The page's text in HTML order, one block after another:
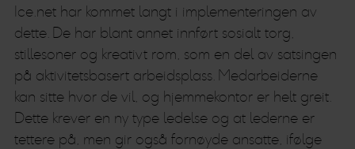
Ice.net har kommet langt i implementeringen av
dette. De har blant annet innført sosialt torg,
stillesoner og kreativt rom, som en del av satsingen
på aktivitetsbasert arbeidsplass. Medarbeiderne
kan sitte hvor de vil, og hjemmekontor er helt greit.
Dette krever en ny type ledelse og at lederne er
tettere på, men gir også fornøyde ansatte, ifølge